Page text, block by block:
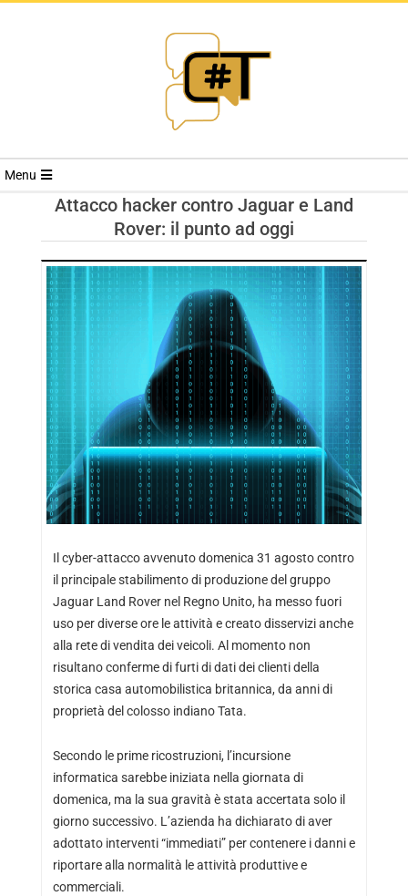
RIVISTA
TRENDS
Menu
Attacco hacker contro Jaguar e Land
Rover: il punto ad oggi
Il cyber-attacco avvenuto domenica 31 agosto contro
il principale stabilimento di produzione del gruppo
Jaguar Land Rover nel Regno Unito, ha messo fuori
uso per diverse ore le attività e creato disservizi anche
alla rete di vendita dei veicoli. Al momento non
risultano conferme di furti di dati dei clienti della
storica casa automobilistica britannica, da anni di
proprietà del colosso indiano Tata.
Secondo le prime ricostruzioni, l’incursione
informatica sarebbe iniziata nella giornata di
domenica, ma la sua gravità è stata accertata solo il
giorno successivo. L’azienda ha dichiarato di aver
adottato interventi “immediati” per contenere i danni e
riportare alla normalità le attività produttive e
commerciali.